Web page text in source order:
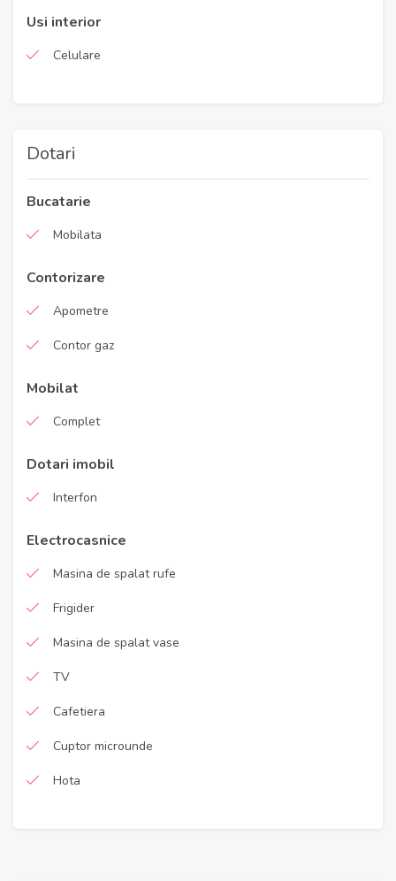
Usi interior
Celulare
Dotari
Bucatarie
Mobilata
Contorizare
Apometre
Contor gaz
Mobilat
Complet
Dotari imobil
Interfon
Electrocasnice
Masina de spalat rufe
Frigider
Masina de spalat vase
TV
Cafetiera
Cuptor microunde
Hota